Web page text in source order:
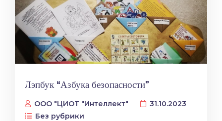
Лэпбук “Азбука безопасности”
ООО "ЦИОТ "Интеллект"
31.10.2023
Без рубрики